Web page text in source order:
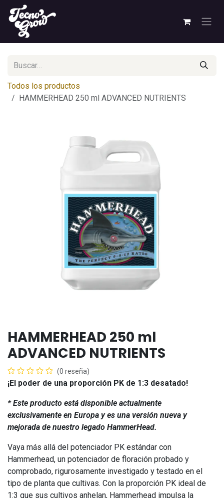
Ir al contenido
Todos los productos
HAMMERHEAD 250 ml ADVANCED NUTRIENTS
HAMMERHEAD 250 ml
ADVANCED NUTRIENTS
(0 reseña)
¡El poder de una proporción PK de 1:3 desatado!
* Este producto está disponible actualmente
exclusivamente en Europa y es una versión nueva y
mejorada de nuestro legado HammerHead.
Vaya más allá del potenciador PK estándar con
Hammerhead, un potenciador de floración probado y
comprobado, rigurosamente investigado y testado en el
tipo de planta que cultivas. Con la proporción PK ideal de
1:3 que sus cultivos anhelan, Hammerhead impulsa la